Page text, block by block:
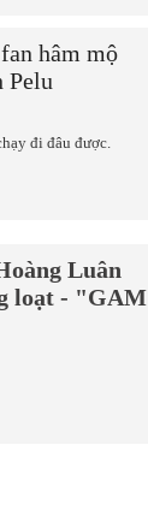
hâm mộ
Pelu
đi đâu được.
Luân
loạt - "GAM